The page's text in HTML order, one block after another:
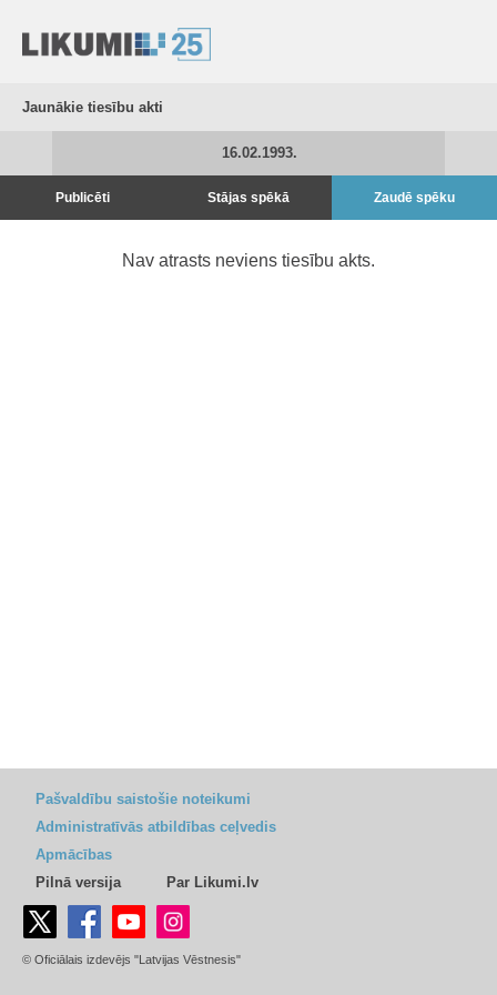
Jaunākie tiesību akti
16.02.1993.
Publicēti Stājas spēkā Zaudē spēku
Nav atrasts neviens tiesību akts.
Pašvaldību saistošie noteikumi
Administratīvās atbildības ceļvedis
Apmācības
Pilnā versija
Par Likumi.lv
© Oficiālais izdevējs "Latvijas Vēstnesis"